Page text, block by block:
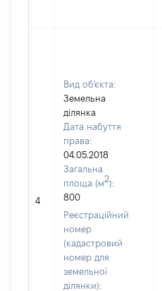
4
Вид об'єкта:
Земельна
ділянка
Дата набуття
права:
04.05.2018
Загальна
площа (м2):
800
Реєстраційний
номер
(кадастровий
номер для
земельної
ділянки):